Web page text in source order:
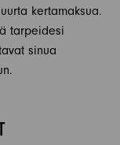
kertamaksua.
tarpeidesi
sinua